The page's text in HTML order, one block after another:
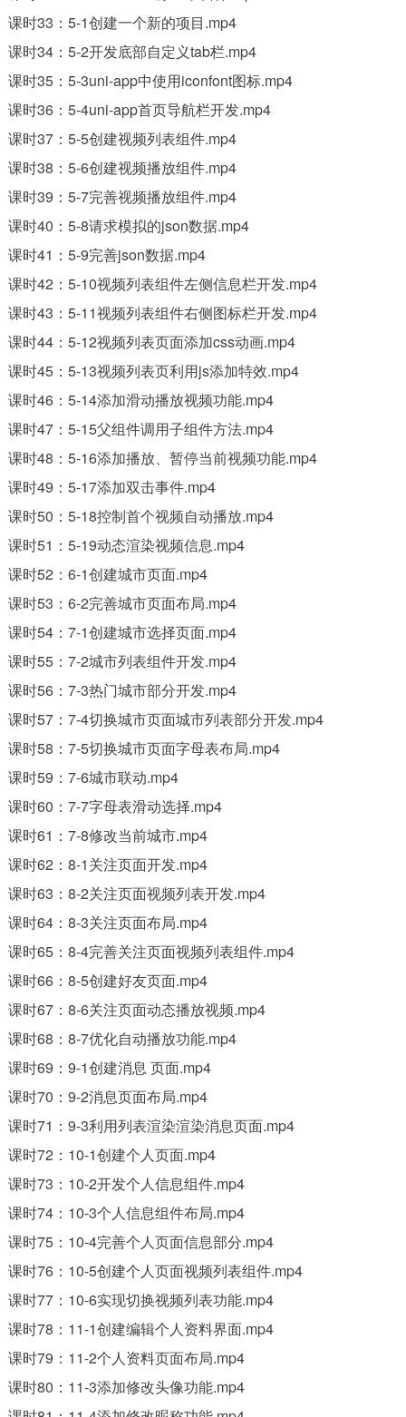
课时33：5-1创建一个新的项目.mp4
课时34：5-2开发底部自定义tab栏.mp4
课时35：5-3uni-app中使用iconfont图标.mp4
课时36：5-4uni-app首页导航栏开发.mp4
课时37：5-5创建视频列表组件.mp4
课时38：5-6创建视频播放组件.mp4
课时39：5-7完善视频播放组件.mp4
课时40：5-8请求模拟的json数据.mp4
课时41：5-9完善json数据.mp4
课时42：5-10视频列表组件左侧信息栏开发.mp4
课时43：5-11视频列表组件右侧图标栏开发.mp4
课时44：5-12视频列表页面添加css动画.mp4
课时45：5-13视频列表页利用js添加特效.mp4
课时46：5-14添加滑动播放视频功能.mp4
课时47：5-15父组件调用子组件方法.mp4
课时48：5-16添加播放、暂停当前视频功能.mp4
课时49：5-17添加双击事件.mp4
课时50：5-18控制首个视频自动播放.mp4
课时51：5-19动态渲染视频信息.mp4
课时52：6-1创建城市页面.mp4
课时53：6-2完善城市页面布局.mp4
课时54：7-1创建城市选择页面.mp4
课时55：7-2城市列表组件开发.mp4
课时56：7-3热门城市部分开发.mp4
课时57：7-4切换城市页面城市列表部分开发.mp4
课时58：7-5切换城市页面字母表布局.mp4
课时59：7-6城市联动.mp4
课时60：7-7字母表滑动选择.mp4
课时61：7-8修改当前城市.mp4
课时62：8-1关注页面开发.mp4
课时63：8-2关注页面视频列表开发.mp4
课时64：8-3关注页面布局.mp4
课时65：8-4完善关注页面视频列表组件.mp4
课时66：8-5创建好友页面.mp4
课时67：8-6关注页面动态播放视频.mp4
课时68：8-7优化自动播放功能.mp4
课时69：9-1创建消息 页面.mp4
课时70：9-2消息页面布局.mp4
课时71：9-3利用列表渲染渲染消息页面.mp4
课时72：10-1创建个人页面.mp4
课时73：10-2开发个人信息组件.mp4
课时74：10-3个人信息组件布局.mp4
课时75：10-4完善个人页面信息部分.mp4
课时76：10-5创建个人页面视频列表组件.mp4
课时77：10-6实现切换视频列表功能.mp4
课时78：11-1创建编辑个人资料界面.mp4
课时79：11-2个人资料页面布局.mp4
课时80：11-3添加修改头像功能.mp4